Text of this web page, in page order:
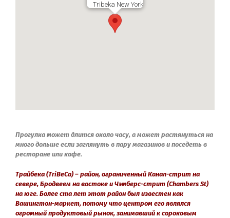
Tribeka New York
Прогулка может длится около часу, а может растянуться на
много дольше если заглянуть в пару магазинов и поседеть в
ресторане или кафе.
Трайбека (TriBeCa) – район, ограниченный Канал-стрит на
севере, Бродвеем на востоке и Чэмберс-стрит (Chambers St)
на юге. Более ста лет этот район был известен как
Вашингтон-маркет, потому что центром его являлся
огромный продуктовый рынок, занимавший к сороковым